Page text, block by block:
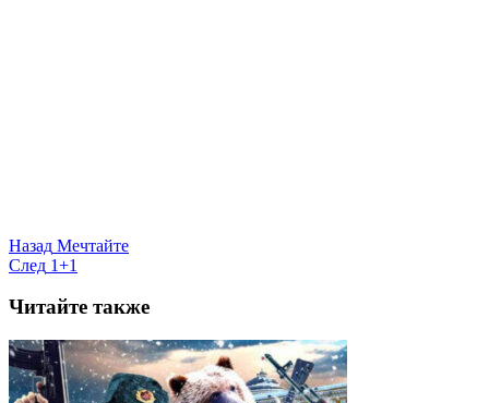
Назад Мечтайте
След 1+1
Читайте также